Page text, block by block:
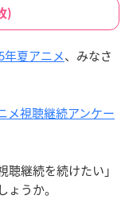
)
年夏アニメ、みなさ
メ視聴継続アンケー
継続を続けたい」
うか。